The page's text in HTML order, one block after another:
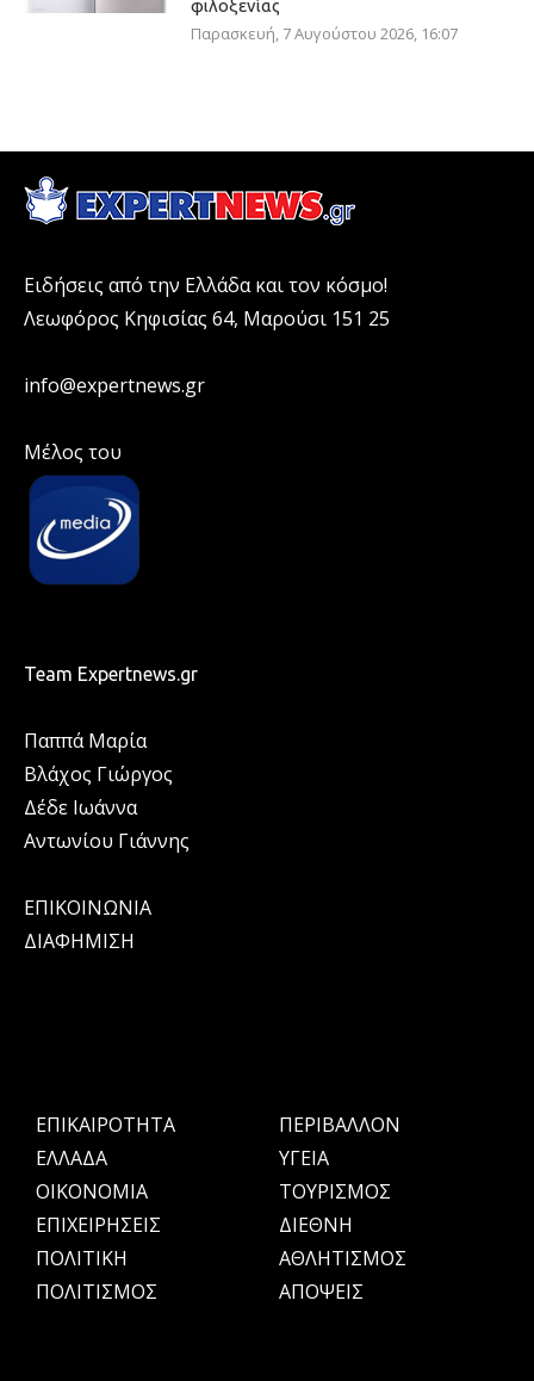
φιλοξενίας
Παρασκευή, 7 Αυγούστου 2026, 16:07
Ειδήσεις από την Ελλάδα και τον κόσμο!
Λεωφόρος Κηφισίας 64, Μαρούσι 151 25
info@expertnews.gr
Μέλος του
Team Expertnews.gr
Παππά Μαρία
Βλάχος Γιώργος
Δέδε Ιωάννα
Αντωνίου Γιάννης
ΕΠΙΚΟΙΝΩΝΙΑ
ΔΙΑΦΗΜΙΣΗ
ΕΠΙΚΑΙΡΟΤΗΤΑ
ΕΛΛΑΔΑ
OIKONOMIA
ΕΠΙΧΕΙΡΗΣΕΙΣ
ΠΟΛΙΤΙΚΗ
ΠΟΛΙΤΙΣΜΟΣ
ΠΕΡΙΒΑΛΛΟΝ
ΥΓΕΙΑ
ΤΟΥΡΙΣΜΟΣ
ΔΙΕΘΝΗ
ΑΘΛΗΤΙΣΜΟΣ
ΑΠΟΨΕΙΣ